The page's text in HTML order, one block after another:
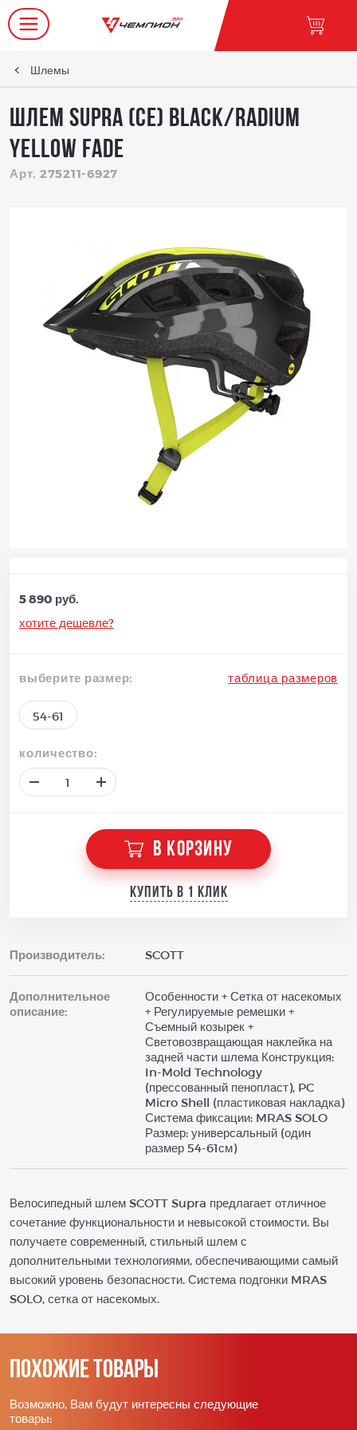
Шлемы
Шлем Supra (CE) black/radium
yellow fade
Арт. 275211-6927
5 890 руб.
хотите дешевле?
выберите размер: таблица размеров
54-61
количество:
В КОРЗИНУ
Купить в 1 клик
Производитель: SCOTT
Дополнительное
описание:
Особенности + Сетка от насекомых
+ Регулируемые ремешки +
Съемный козырек +
Световозвращающая наклейка на
задней части шлема Конструкция:
In-Mold Technology
(прессованный пенопласт), PC
Micro Shell (пластиковая накладка)
Система фиксации: MRAS SOLO
Размер: универсальный (один
размер 54-61см)
Велосипедный шлем SCOTT Supra предлагает отличное
сочетание функциональности и невысокой стоимости. Вы
получаете современный, стильный шлем с
дополнительными технологиями, обеспечивающими самый
высокий уровень безопасности. Система подгонки MRAS
SOLO, сетка от насекомых.
Похожие товары
Возможно, Вам будут интересны следующие
товары: